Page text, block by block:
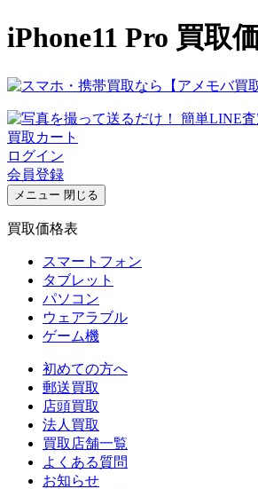
iPhone11 Pro 買取
買取カート
ログイン
会員登録
メニュー 閉じる
買取価格表
スマートフォン
タブレット
パソコン
ウェアラブル
ゲーム機
初めての方へ
郵送買取
店頭買取
法人買取
買取店舗一覧
よくある質問
お知らせ